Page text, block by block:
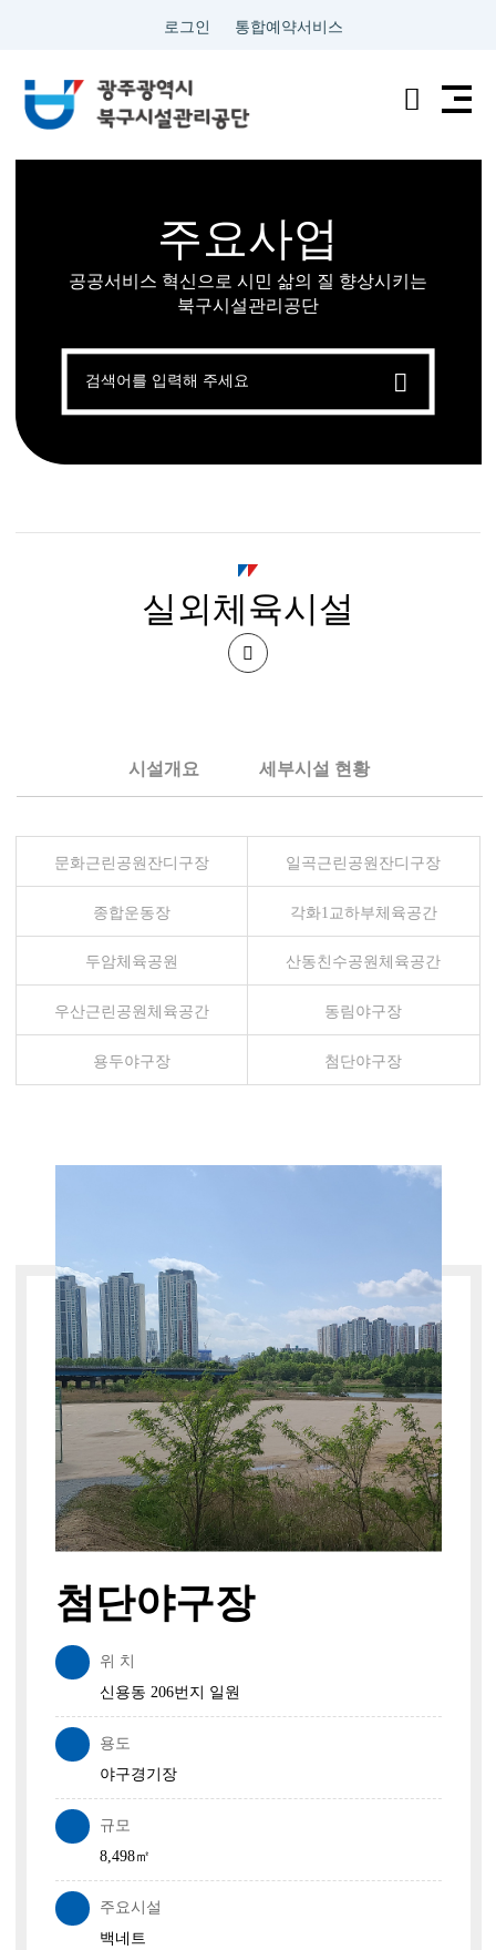
로그인 통합예약서비스
전
남
별
색
주요사업
공공서비스 혁신으로 시민 삶의 질 향상시키는
북구시설관리공단
실외체육시설
하
시설개요 세부시설 현황
문화근린공원잔디구장 일곡근린공원잔디구장
종합운동장 각화1교하부체육공간
두암체육공원 산동친수공원체육공간
우산근린공원체육공간 동림야구장
용두야구장 첨단야구장
첨단야구장
위 치
신용동 206번지 일원
용도
야구경기장
규모
8,498㎡
주요시설
백네트